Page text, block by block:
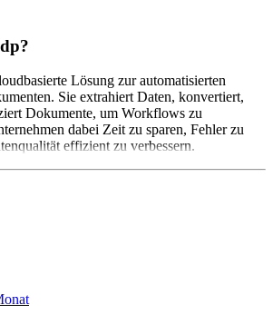
Lösung zur automatisierten
Sie extrahiert Daten, konvertiert,
Dokumente, um Workflows zu
dabei Zeit zu sparen, Fehler zu
effizient zu verbessern.